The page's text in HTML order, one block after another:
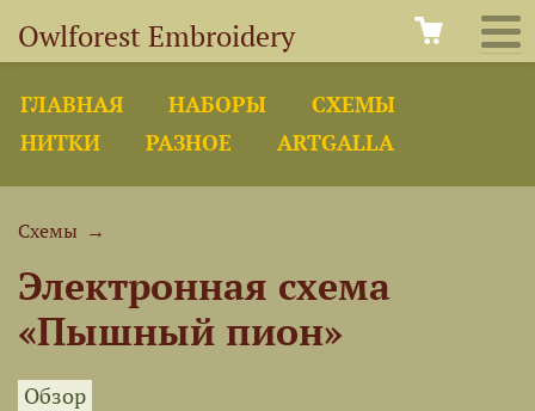
Owlforest Embroidery
ГЛАВНАЯ НАБОРЫ
СХЕМЫ
НИТКИ
РАЗНОЕ ARTGALLA
Схемы →
Электронная схема
«Пышный пион»
Обзор